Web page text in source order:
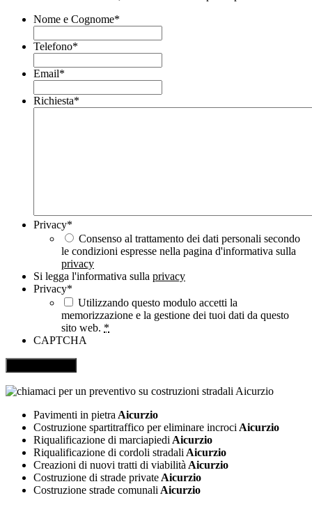
Nome e Cognome*
Telefono*
Email*
Richiesta*
Privacy*
Consenso al trattamento dei dati personali secondo
le condizioni espresse nella pagina d'informativa sulla
privacy
Si legga l'informativa sulla privacy
Privacy*
Utilizzando questo modulo accetti la
memorizzazione e la gestione dei tuoi dati da questo
sito web. *
CAPTCHA
Pavimenti in pietra Aicurzio
Costruzione spartitraffico per eliminare incroci Aicurzio
Riqualificazione di marciapiedi Aicurzio
Riqualificazione di cordoli stradali Aicurzio
Creazioni di nuovi tratti di viabilità Aicurzio
Costruzione di strade private Aicurzio
Costruzione strade comunali Aicurzio